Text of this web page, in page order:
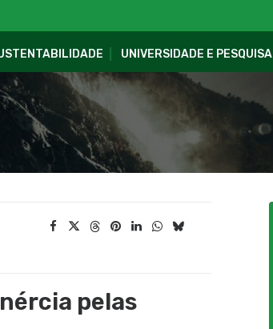
UNIVERSIDADE E PESQUISA
pelas